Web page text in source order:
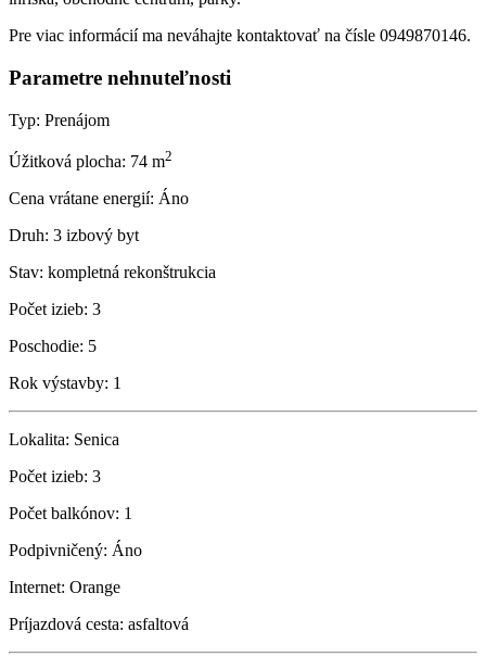
Pre viac informácií ma neváhajte kontaktovať na čísle 0949870146.
Parametre nehnuteľnosti
Typ: Prenájom
Úžitková plocha: 74 m2
Cena vrátane energií: Áno
Druh: 3 izbový byt
Stav: kompletná rekonštrukcia
Počet izieb: 3
Poschodie: 5
Rok výstavby: 1
Lokalita: Senica
Počet izieb: 3
Počet balkónov: 1
Podpivničený: Áno
Internet: Orange
Príjazdová cesta: asfaltová